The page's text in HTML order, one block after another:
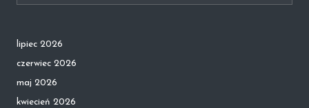
lipiec 2026
czerwiec 2026
maj 2026
kwiecień 2026